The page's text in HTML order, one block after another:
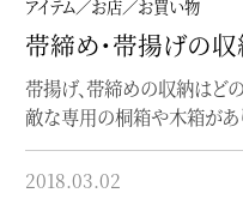
アイテム／お店／お買い物
帯締め・帯揚げの
帯揚げ、帯締めの収納はど
敵な専用の桐箱や木箱があ
2018.03.02
アイテム／お店／お買い物
秋の長雨。。。
秋の長雨とはこのことで。。。
は、グレーのモダンな柄の
2017.10.01